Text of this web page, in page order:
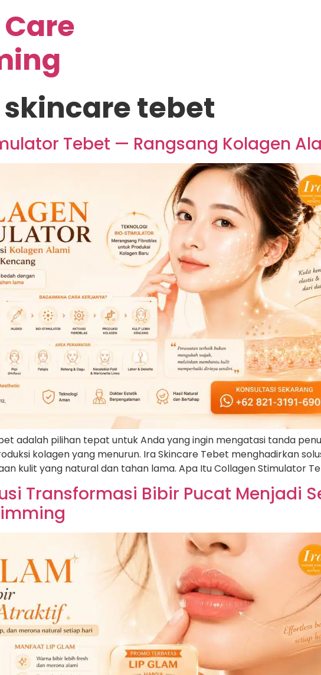
tebet
Tebet — Rangsang Kolagen
adalah pilihan tepat untuk Anda yang ingin mengatasi tanda
kolagen yang menurun. Ira Skincare Tebet menghadirkan
kulit yang natural dan tahan lama. Apa Itu Collagen Stimulator
Transformasi Bibir Pucat Menjadi